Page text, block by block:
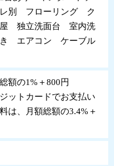
別 フローリング ク
独立洗面台 室内洗
エアコン ケーブル
額の1%＋800円
ットカードでお支払い
は、月額総額の3.4%＋